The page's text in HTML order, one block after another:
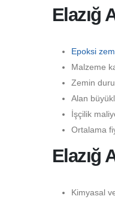
Elazığ
Epoksi
Malzeme
Zemin
Alan
İşçilik
Ortalama
Elazığ
Kimyasal